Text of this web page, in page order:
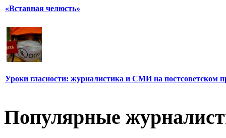
«Вставная челюсть»
Уроки гласности: журналистика и СМИ на постсоветском
Популярные